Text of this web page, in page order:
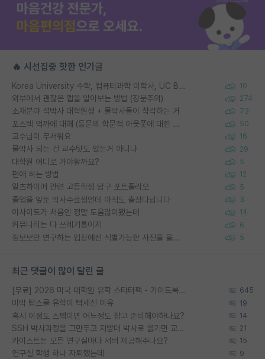
🔥 시선집중 핫한 인기글
Korea University 수학, 컴퓨터과학 이학사, UC Berkeley 산업공학 대학원 공학박사가 되는 것은 쉽지 않겠죠? 10
외부에서 괜찮은 랩을 알아보는 방법 (장문주의) 274
소재분야 석박사 대학원생 + 물박사들이 착각하는 거 73
포스텍 억까에 대해 (동문의 학문적 아웃풋에 대한 반박) 50
교수님이 무서워요 16
물박사 되는 건 교수탓도 있는거 아니냐 29
대학원 어디로 가야할까요? 5
편애 하는 방법 12
알츠하이머 관련 고등학생 탐구 포트폴리오 5
졸업을 앞둔 박사수료생인데 아직도 출장다닙니다 3
이사이트가 처음엔 정말 도움많이됐는데 14
커뮤니티는 다 쓰레기통이지 6
정보보안 연구하는 입장에선 식별가능한 사진을 올리는건 비추이긴함 5
최근 댓글이 많이 달린 글
[무료] 2026 미국 대학원 유학 스타터팩 - 가이드북 & 합격자 컨택메일 템플릿 645
미박 탑스쿨 유학이 빡세진 이유 19
혹시 이정도 스펙이면 어느정도 잡고 준비해야하나요? 14
SSH 박사과정을 그만두고 지방대 박사로 옮기면 교수의 꿈은 끝일까요? 21
카이스트는 모든 연구실마다 서버 제공해주나요? 15
연구실 학생 하나 자퇴했는데 9